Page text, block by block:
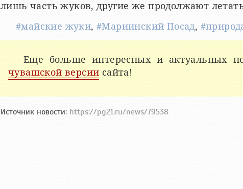
лишь часть жуков, другие же продолжают
#майские жуки,#Мариинский Посад,
Еще больше интересных и актуальных
чувашской версии сайта!
Источник новости: https://pg21.ru/news/79538